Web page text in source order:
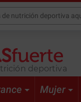
deportiva
Mujer